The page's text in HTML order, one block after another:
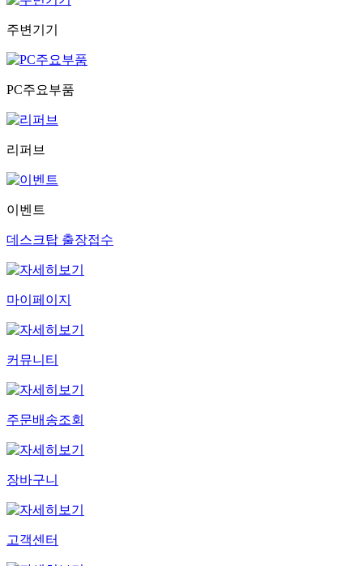
주변기기
PC주요부품
리퍼브
이벤트
데스크탑 출장접수
마이페이지
커뮤니티
주문배송조회
장바구니
고객센터